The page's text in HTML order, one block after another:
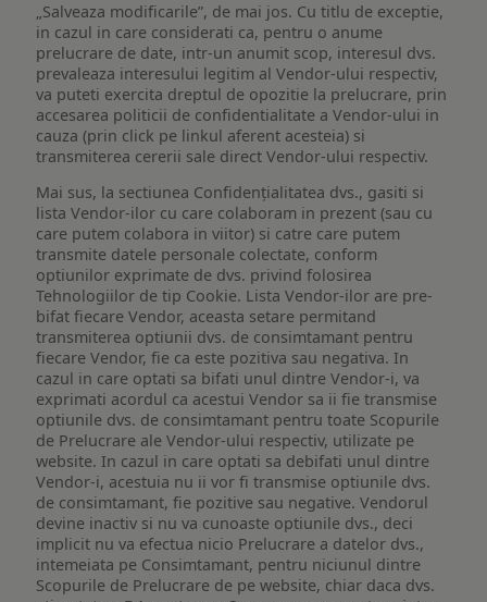
„Salveaza modificarile”, de mai jos. Cu titlu de exceptie,
in cazul in care considerati ca, pentru o anume
prelucrare de date, intr-un anumit scop, interesul dvs.
prevaleaza interesului legitim al Vendor-ului respectiv,
va puteti exercita dreptul de opozitie la prelucrare, prin
accesarea politicii de confidentialitate a Vendor-ului in
cauza (prin click pe linkul aferent acesteia) si
transmiterea cererii sale direct Vendor-ului respectiv.
Mai sus, la sectiunea Confidențialitatea dvs., gasiti si
lista Vendor-ilor cu care colaboram in prezent (sau cu
care putem colabora in viitor) si catre care putem
transmite datele personale colectate, conform
optiunilor exprimate de dvs. privind folosirea
Tehnologiilor de tip Cookie. Lista Vendor-ilor are pre-
bifat fiecare Vendor, aceasta setare permitand
transmiterea optiunii dvs. de consimtamant pentru
fiecare Vendor, fie ca este pozitiva sau negativa. In
cazul in care optati sa bifati unul dintre Vendor-i, va
exprimati acordul ca acestui Vendor sa ii fie transmise
optiunile dvs. de consimtamant pentru toate Scopurile
de Prelucrare ale Vendor-ului respectiv, utilizate pe
website. In cazul in care optati sa debifati unul dintre
Vendor-i, acestuia nu ii vor fi transmise optiunile dvs.
de consimtamant, fie pozitive sau negative. Vendorul
devine inactiv si nu va cunoaste optiunile dvs., deci
implicit nu va efectua nicio Prelucrare a datelor dvs.,
intemeiata pe Consimtamant, pentru niciunul dintre
Scopurile de Prelucrare de pe website, chiar daca dvs.